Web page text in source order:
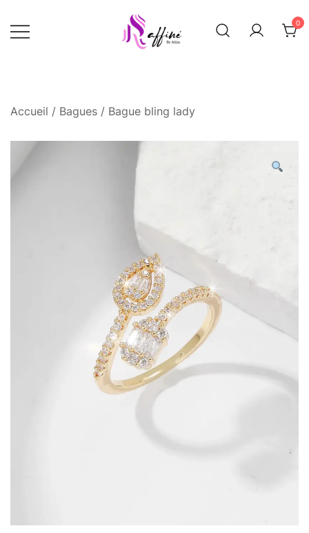
0
Accueil / Bagues / Bague bling lady